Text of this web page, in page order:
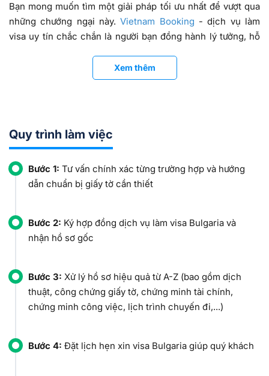
Bạn mong muốn tìm một giải pháp tối ưu nhất để vượt qua
những chướng ngại này.Vietnam Booking - dịch vụ làm
visa uy tín chắc chắn là người bạn đồng hành lý tưởng, hỗ
Tư vấn, hướng dẫn chuẩn bị hồ sơ hiệu quả.
Hỗ trợ đặt lịch hẹn và nộp hồ sơ
Nâng tỉ lệ đậu visa ở mức cao nhất,...
Hoạt động trên 12 năm trong lĩnh vực visa Bulgaria,
Vietnam Booking tự hào làdịch vụ visa Bulgari
trở thành vị khách tiếp theo sở hữu visa Bulgaria, bạn hãy
liên hệ Vietnam Booking qua hotline 028 7303 6167hoặc
đến trực tiếp các văn phòng của Vietnam Booking tại Hà
Xem thêm
Quy trình làm việc
Bước 1: Tư vấn chính xác từng trường hợp và hướng
dẫn chuẩn bị giấy tờ cần thiết
Bước 2: Ký hợp đồng dịch vụ làm visa Bulgaria và
nhận hồ sơ gốc
Bước 3: Xử lý hồ sơ hiệu quả từ A-Z (bao gồm dịch
thuật, công chứng giấy tờ, chứng minh tài chính,
chứng minh công việc, lịch trình chuyến đi,...)
Bước 4: Đặt lịch hẹn xin visa Bulgaria giúp quý khách